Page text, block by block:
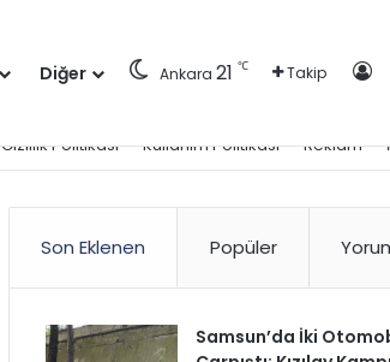
Diğer Ankara 21 ℃ Takip
Gizlilik Politikası Kullanım Politikası Reklam
Son Eklenen Popüler
Samsun’da İki